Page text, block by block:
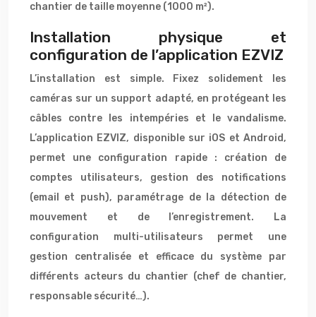
chantier de taille moyenne (1000 m²).
Installation physique et
configuration de l’application EZVIZ
L’installation est simple. Fixez solidement les
caméras sur un support adapté, en protégeant les
câbles contre les intempéries et le vandalisme.
L’application EZVIZ, disponible sur iOS et Android,
permet une configuration rapide : création de
comptes utilisateurs, gestion des notifications
(email et push), paramétrage de la détection de
mouvement et de l’enregistrement. La
configuration multi-utilisateurs permet une
gestion centralisée et efficace du système par
différents acteurs du chantier (chef de chantier,
responsable sécurité…).